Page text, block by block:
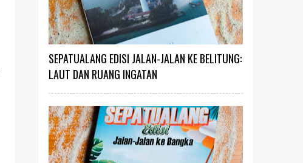
SEPATUALANG EDISI JALAN-JALAN KE BELITUNG:
LAUT DAN RUANG INGATAN